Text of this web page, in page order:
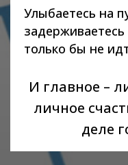
Улыбаетесь на
только бы не
И главное –
личное
деле